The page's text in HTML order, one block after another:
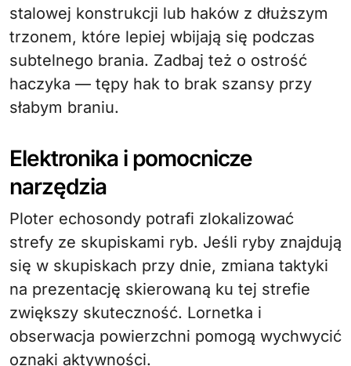
stalowej konstrukcji lub haków z dłuższym
trzonem, które lepiej wbijają się podczas
subtelnego brania. Zadbaj też o ostrość
haczyka — tępy hak to brak szansy przy
słabym braniu.
Elektronika i pomocnicze
narzędzia
Ploter echosondy potrafi zlokalizować
strefy ze skupiskami ryb. Jeśli ryby znajdują
się w skupiskach przy dnie, zmiana taktyki
na prezentację skierowaną ku tej strefie
zwiększy skuteczność. Lornetka i
obserwacja powierzchni pomogą wychwycić
oznaki aktywności.